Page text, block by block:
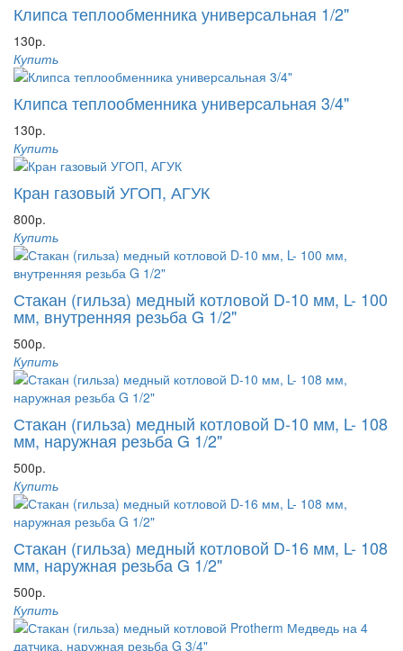
Клипса теплообменника универсальная 1/2"
130р.
Купить
Клипса теплообменника универсальная 3/4"
130р.
Купить
Кран газовый УГОП, АГУК
800р.
Купить
Стакан (гильза) медный котловой D-10 мм, L- 100
мм, внутренняя резьба G 1/2"
500р.
Купить
Стакан (гильза) медный котловой D-10 мм, L- 108
мм, наружная резьба G 1/2"
500р.
Купить
Стакан (гильза) медный котловой D-16 мм, L- 108
мм, наружная резьба G 1/2"
500р.
Купить